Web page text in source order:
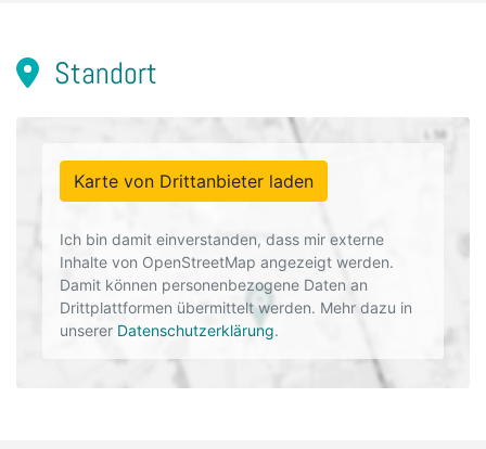
Standort
Karte von Drittanbieter laden
Ich bin damit einverstanden, dass mir externe
Inhalte von OpenStreetMap angezeigt werden.
Damit können personenbezogene Daten an
Drittplattformen übermittelt werden. Mehr dazu in
unserer Datenschutzerklärung.